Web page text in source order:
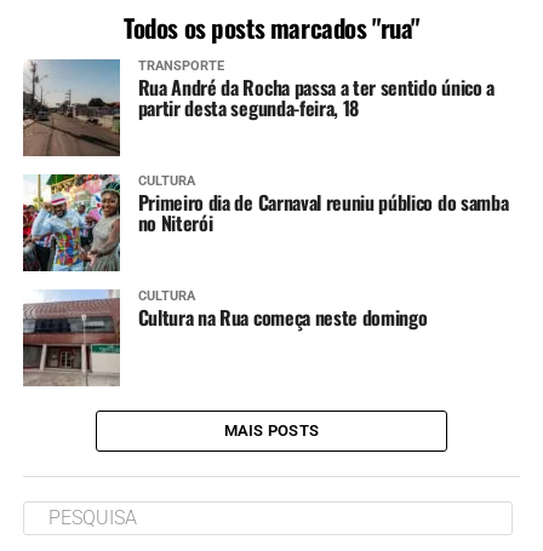
Todos os posts marcados "rua"
TRANSPORTE
Rua André da Rocha passa a ter sentido único a
partir desta segunda-feira, 18
CULTURA
Primeiro dia de Carnaval reuniu público do samba
no Niterói
CULTURA
Cultura na Rua começa neste domingo
MAIS POSTS